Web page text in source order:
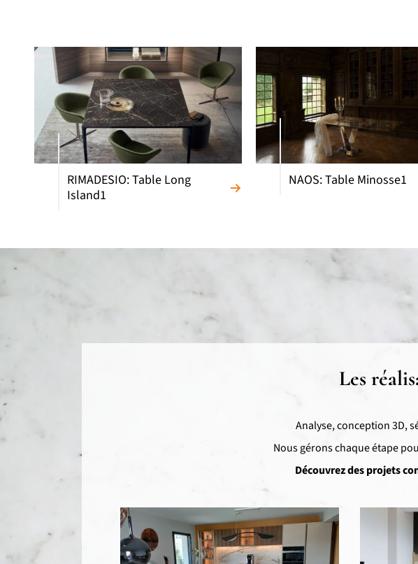
RIMADESIO: Table Long
Island1
NAOS: Table Minosse1
Les
Analyse, conception 3D,
Nous gérons chaque étape
Découvrez des projets